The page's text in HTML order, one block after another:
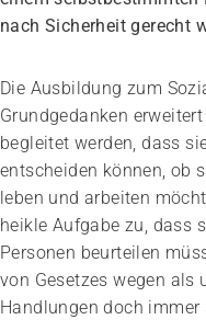
nach Sicherheit gerecht
Die Ausbildung zum
Grundgedanken
begleitet werden, dass
entscheiden können, ob
leben und arbeiten
heikle Aufgabe zu, dass
Personen beurteilen
von Gesetzes wegen
Handlungen doch